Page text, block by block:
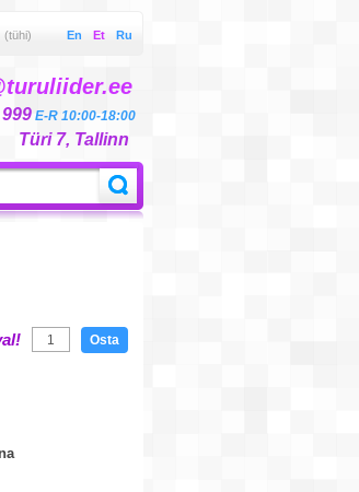
En Et Ru
(tühi)
E-R 10:00-18:00
Türi 7, Tallinn
Osta